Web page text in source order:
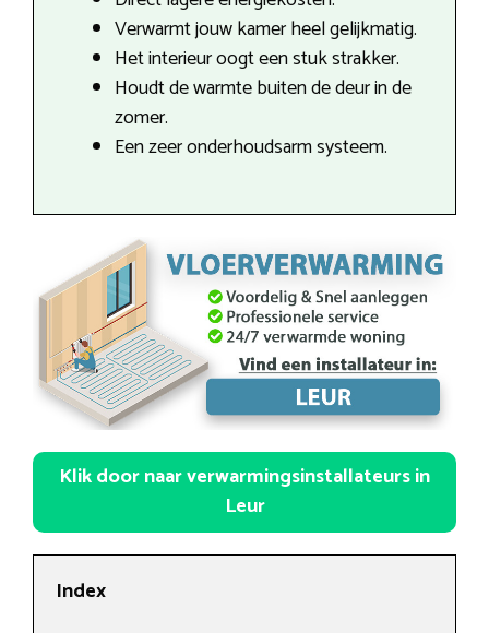
Verwarmt jouw kamer heel gelijkmatig.
Het interieur oogt een stuk strakker.
Houdt de warmte buiten de deur in de
zomer.
Een zeer onderhoudsarm systeem.
Klik door naar verwarmingsinstallateurs in
Leur
Index